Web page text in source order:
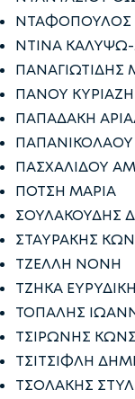
ΝΤΑΦΟΠΟΥΛΟΣ
ΝΤΙΝΑ
ΠΑΝΑΓΙΩΤΙΔΗΣ
ΠΑΝΟΥ
ΠΑΠΑΔΑΚΗ
ΠΑΠΑΝΙΚΟΛΑΟΥ
ΠΑΣΧΑΛΙΔΟΥ
ΠΟΤΣΗ ΜΑΡΙΑ
ΣΟΥΛΑΚΟΥΔΗΣ
ΣΤΑΥΡΑΚΗΣ
ΤΖΕΛΛΗ ΝΟΝΗ
ΤΖΗΚΑ ΕΥΡΥΔΙΚΗ
ΤΟΠΑΛΗΣ
ΤΣΙΡΩΝΗΣ
ΤΣΙΤΣΙΦΛΗ
ΤΣΟΛΑΚΗΣ